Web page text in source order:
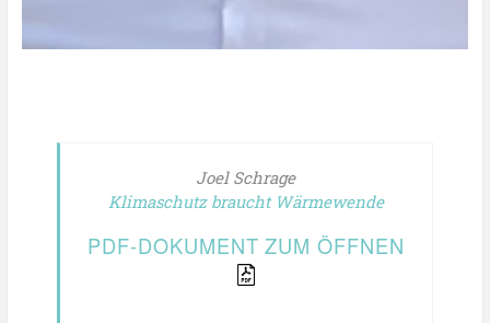
Joel Schrage
Klimaschutz braucht Wärmewende
PDF-DOKUMENT ZUM ÖFFNEN